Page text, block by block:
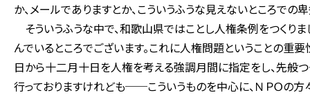
か、メールでありますとか、こういうふうな見えないところで
そういうふうな中で、和歌山県ではことし人権条例をつくり
んでいるところでございます。これに人権問題ということの重
日から十二月十日を人権を考える強調月間に指定をし、先
行っておりますけれども──こういうものを中心に、ＮＰＯの